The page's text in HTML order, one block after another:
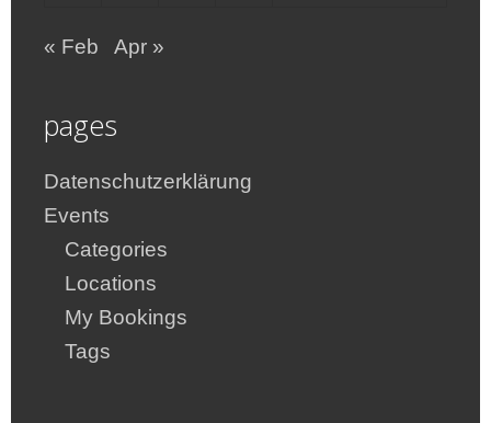
« Feb Apr »
pages
Datenschutzerklärung
Events
Categories
Locations
My Bookings
Tags